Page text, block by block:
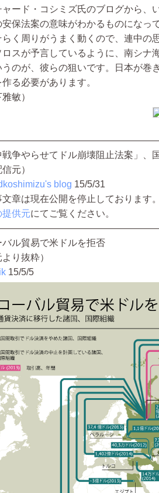
ード・コシミズ氏のブログから、
保法案の意味がわかるものになっ
く周りがうまく動くので、連中の
ロスが予言しているように、南シナ
うのが、彼らの狙いです。日本が巻
る必要があります。
雅敏）
戦争やらせてドル崩壊阻止法案」、
元）
blog 15/5/31
文章は現在公開を停止しております
供元にてご覧ください。
バル貿易で米ドルを拒否
り抜粋）
15/5/5